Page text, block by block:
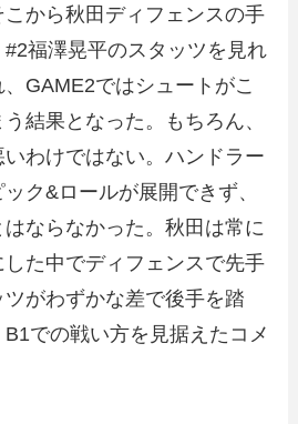
から秋田ディフェンスの手
福澤晃平のスタッツを見れ
GAME2ではシュートがこ
結果となった。もちろん、
わけではない。ハンドラー
ク&ロールが展開できず、
ならなかった。秋田は常に
た中でディフェンスで先手
がわずかな差で後手を踏
での戦い方を見据えたコメ